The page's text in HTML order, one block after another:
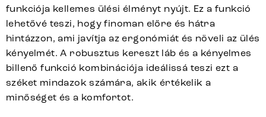
funkciója kellemes ülési élményt nyújt. Ez a funkció
lehetővé teszi, hogy finoman előre és hátra
hintázzon, ami javítja az ergonómiát és növeli az ülés
kényelmét. A robusztus kereszt láb és a kényelmes
billenő funkció kombinációja ideálissá teszi ezt a
széket mindazok számára, akik értékelik a
minőséget és a komfortot.